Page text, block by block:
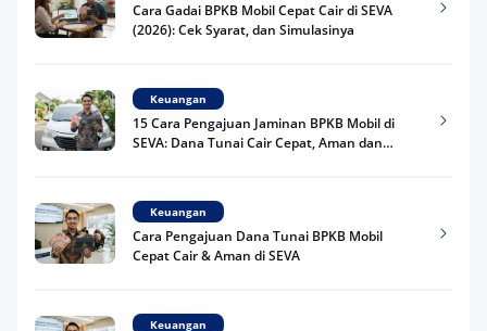
Cara Gadai BPKB Mobil Cepat Cair di SEVA
(2026): Cek Syarat, dan Simulasinya
Keuangan
15 Cara Pengajuan Jaminan BPKB Mobil di
SEVA: Dana Tunai Cair Cepat, Aman dan
Keuangan
Cara Pengajuan Dana Tunai BPKB Mobil
Cepat Cair & Aman di SEVA
Keuangan